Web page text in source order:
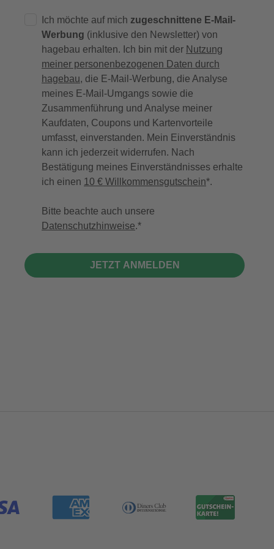
Ich möchte auf mich zugeschnittene E-Mail-
Werbung (inklusive den Newsletter) von
hagebau erhalten. Ich bin mit der Nutzung
meiner personenbezogenen Daten durch
hagebau, die E-Mail-Werbung, die Analyse
meines E-Mail-Umgangs sowie die
Zusammenführung und Analyse meiner
Kaufdaten, Coupons und Kartenvorteile
umfasst, einverstanden. Mein Einverständnis
kann ich jederzeit widerrufen. Nach
Bestätigung meines Einverständnisses erhalte
ich einen 10 € Willkommensgutschein*.
Bitte beachte auch unsere
Datenschutzhinweise.
JETZT ANMELDEN